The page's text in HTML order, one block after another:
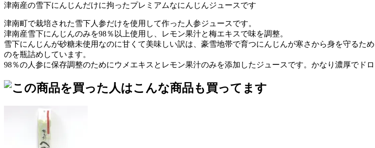
津南産の雪下にんじんだけに拘ったプレミアムなにんじんジュースです
津南町で栽培された雪下人参だけを使用して作った人参ジュースです。
津南産雪下にんじんのみを98％以上使用し、レモン果汁と梅エキスで味を調整。
雪下にんじんが砂糖未使用なのに甘くて美味しい訳は、豪雪地帯で育つにんじんが寒さから身を守るた
のを瓶詰めしています。
98％の人参に保存調整のためにウメエキスとレモン果汁のみを添加したジュースです。かなり濃厚でド